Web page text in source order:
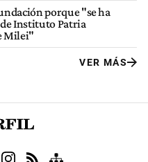
porque "se ha
Instituto Patria
Milei"
VER MÁS